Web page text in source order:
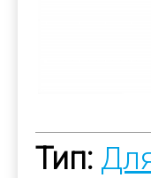
Тип: